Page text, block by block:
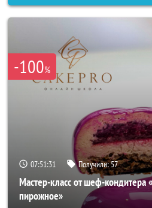
-100%
07:51:29 Получили:57
Мастер-класс от шеф-кондитера
пирожное»